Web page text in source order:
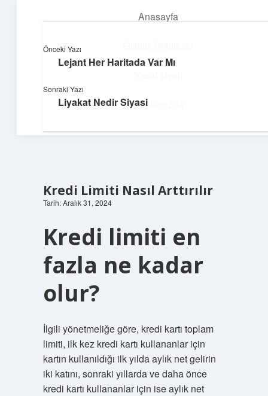
Anasayfa
Hakkımızda
Güneşli Fikir Esintisi
Enerji dolu önerilerle gününü aydınlat!
Kredi Limiti Nasıl Arttırılır
Tarih: Aralık 31, 2024
Kredi limiti en
fazla ne kadar
olur?
İlgili yönetmeliğe göre, kredi kartı toplam
limiti, ilk kez kredi kartı kullananlar için
kartın kullanıldığı ilk yılda aylık net gelirin
iki katını, sonraki yıllarda ve daha önce
kredi kartı kullananlar için ise aylık net
Önceki Yazı
Lejant Her Haritada Var Mı
Sonraki Yazı
Liyakat Nedir Siyasi